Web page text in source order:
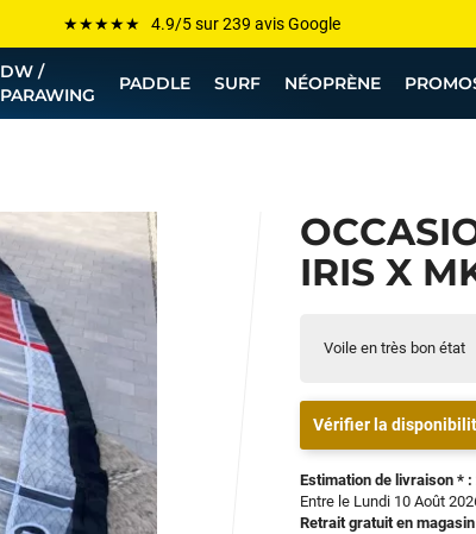
Les plus grandes marques sont chez Funway
Jusqu’à -75% de remise sur le windsurf, wingfoil, etc...
💰 Meilleur prix garanti — Moins cher ailleurs ? On
DW /
PARAWING
PADDLE SURF NÉOPRÈNE
IRIS X
Voile en très bon état
Vérifier la
Estimation de livraison * :
Entre le Lundi 10 Août
Retrait gratuit en magasin